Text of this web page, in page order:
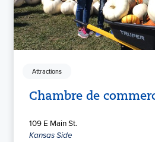
Attractions
Chambre de
109 E Main St.
Kansas Side